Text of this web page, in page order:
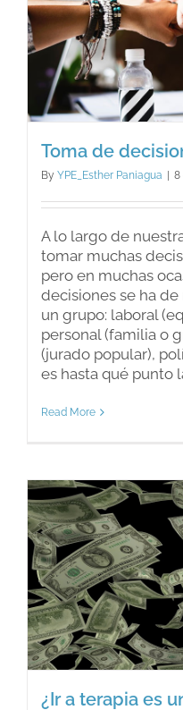
Toma de
By YPE_Esther Paniagua | 8
A lo largo de
tomar muchas
pero en muchas
decisiones se ha
un grupo: laboral
personal (familia o
(jurado popular),
es hasta qué punto
Read More
¿Ir a terapia es